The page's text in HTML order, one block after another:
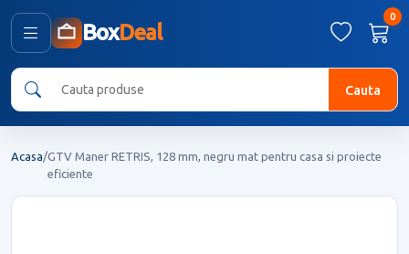
BoxDeal
0
Cauta
Acasa/GTV Maner RETRIS, 128 mm, negru mat pentru casa si proiecte
eficiente